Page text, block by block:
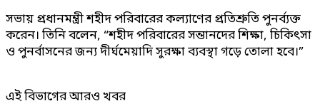
সভায় প্রধানমন্ত্রী শহীদ পরিবারের কল্যাণের প্রতিশ্রুতি পুনর্ব্যক্ত
করেন। তিনি বলেন, “শহীদ পরিবারের সন্তানদের শিক্ষা, চিকিৎসা
ও পুনর্বাসনের জন্য দীর্ঘমেয়াদি সুরক্ষা ব্যবস্থা গড়ে তোলা হবে।”
এই বিভাগের আরও খবর